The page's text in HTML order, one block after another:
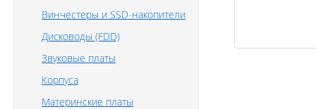
Винчестеры и SSD-накопители
Дисководы (FDD)
Звуковые платы
Корпуса
Материнские платы